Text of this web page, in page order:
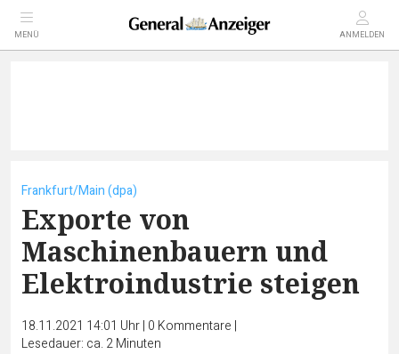
MENÜ ANMELDEN
Frankfurt/Main (dpa)
Exporte von
Maschinenbauern und
Elektroindustrie steigen
18.11.2021 14:01 Uhr| 0 Kommentare |
Lesedauer: ca. 2 Minuten